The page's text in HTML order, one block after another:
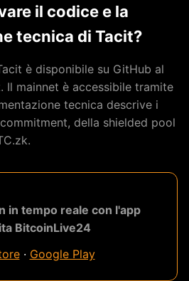
il codice e la
tecnica di Tacit?
è disponibile su GitHub al
mainnet è accessibile tramite
tecnica descrive i
della shielded pool
in tempo reale con l'app
BitcoinLive24
· Google Play